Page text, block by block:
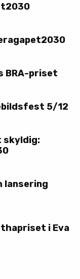
BRA-priset
5/12
skyldig:
lansering
i Eva